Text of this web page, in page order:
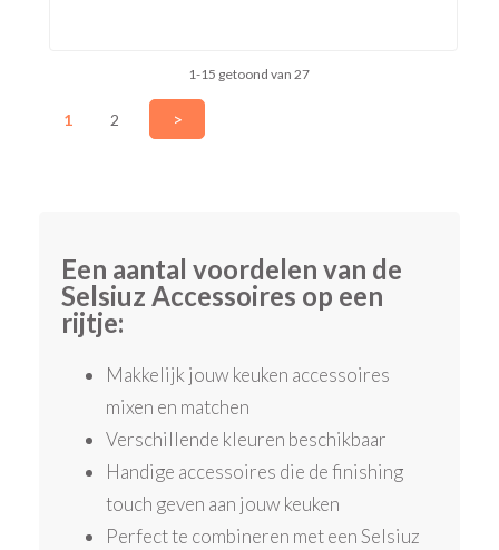
1-15 getoond van 27
1 2 >
Een aantal voordelen van de
Selsiuz Accessoires op een
rijtje:
Makkelijk jouw keuken accessoires
mixen en matchen
Verschillende kleuren beschikbaar
Handige accessoires die de finishing
touch geven aan jouw keuken
Perfect te combineren met een Selsiuz